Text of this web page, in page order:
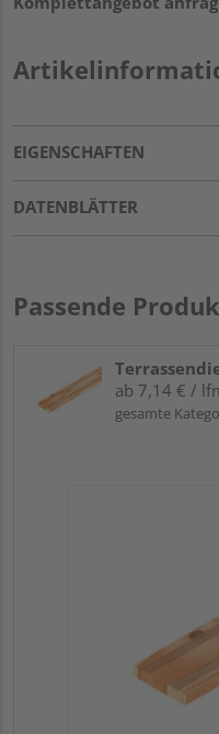
EIGENSCHAFTEN
DATENBLÄTTER
Passende
ab 7,14 € /
gesamte